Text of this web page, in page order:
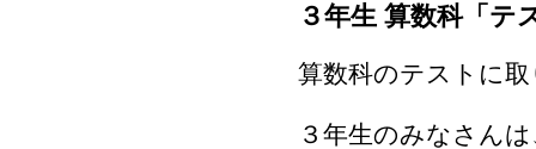
３年生 算数科「テ
算数科のテストに
３年生のみなさん